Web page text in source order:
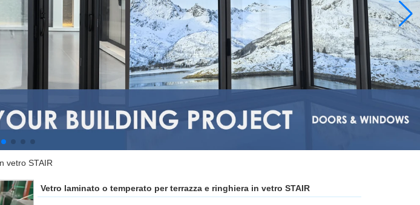
vetro STAIR
Vetro laminato o temperato per terrazza e ringhiera in vetro STAIR